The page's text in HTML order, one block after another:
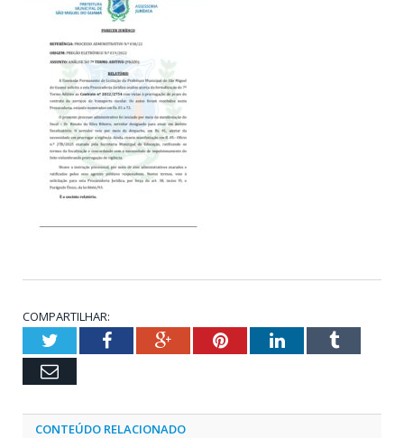
COMPARTILHAR:
TwitterFacebookGoogle+PinterestLinkedInTumblr
Email
CONTEÚDO RELACIONADO